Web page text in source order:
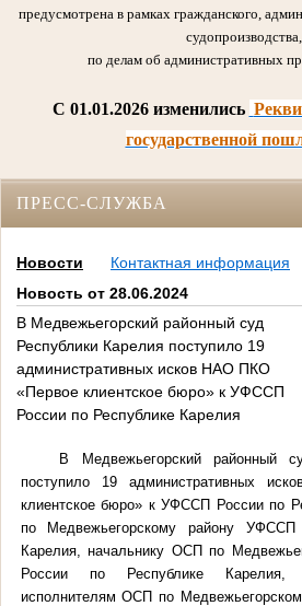
предусмотрена в рамках гражданского,
судопроизводства,
по делам об административных
C 01.01.2026 изменились
государственной
ПРЕСС-СЛУЖБА
Новости
Контактная информация
Новость от 28.06.2024
В Медвежьегорский районный суд
Республики Карелия поступило 19
административных исков НАО ПКО
«Первое клиентское бюро» к УФССП
России по Республике Карелия
В Медвежьегорский районный
поступило 19 административных
клиентское бюро» к УФССП России по
по Медвежьегорскому району УФССП
Карелия, начальнику ОСП по
России по Республике Карелия,
исполнителям ОСП по